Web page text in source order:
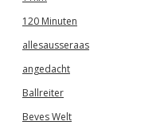
120 Minuten
allesausseraas
angedacht
Ballreiter
Beves Welt